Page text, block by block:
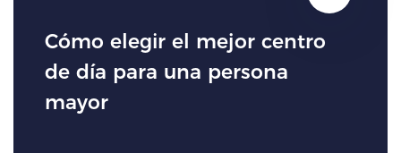
Cómo elegir el mejor centro
de día para una persona
mayor